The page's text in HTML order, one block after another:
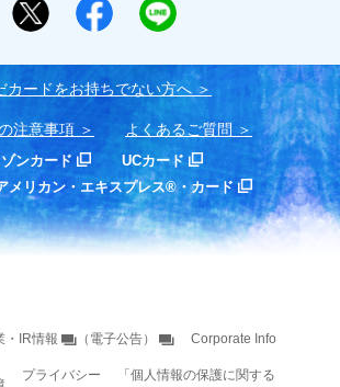
カードをお持ちでない⽅へ
注意事項 よくあるご質問
ンカード
UCカード
メリカン・エキスプレス®・カード
・IR情報 （電子公告） Corporate Info
プライバシー
「個人情報の保護に関する